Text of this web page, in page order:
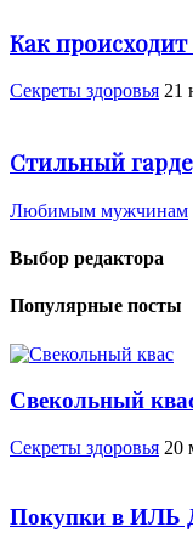
Как
Cекреты здоровья 21
Стильный
Любимым мужчинам
Выбор редактора
Популярные посты
Свекольный
Cекреты здоровья 20
Покупки в ИЛЬ